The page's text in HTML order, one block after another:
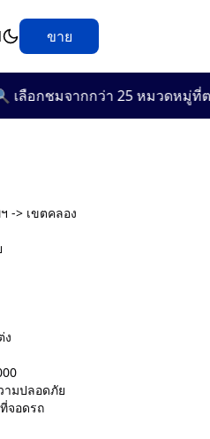
ขาย
กชมจากกว่า 25 หมวดหมู่ที่ตรงกั
-> เขตคลอง
ง
ามปลอดภัย
ที่จอดรถ